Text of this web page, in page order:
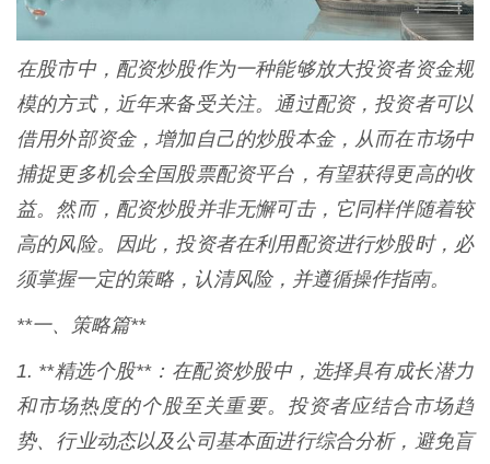
在股市中，配资炒股作为一种能够放大投资者资金规
模的方式，近年来备受关注。通过配资，投资者可以
借用外部资金，增加自己的炒股本金，从而在市场中
捕捉更多机会全国股票配资平台，有望获得更高的收
益。然而，配资炒股并非无懈可击，它同样伴随着较
高的风险。因此，投资者在利用配资进行炒股时，必
须掌握一定的策略，认清风险，并遵循操作指南。
**一、策略篇**
1. **精选个股**：在配资炒股中，选择具有成长潜力
和市场热度的个股至关重要。投资者应结合市场趋
势、行业动态以及公司基本面进行综合分析，避免盲